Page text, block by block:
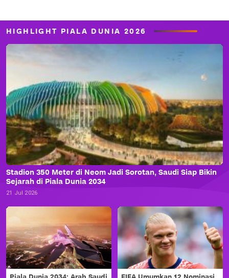
HIGHLIGHT PIALA DUNIA 2026
Stadion 350 Meter di Neom Jadi Sorotan, Saudi Siap Bikin
Sejarah di Piala Dunia 2034
21 Jul 2026